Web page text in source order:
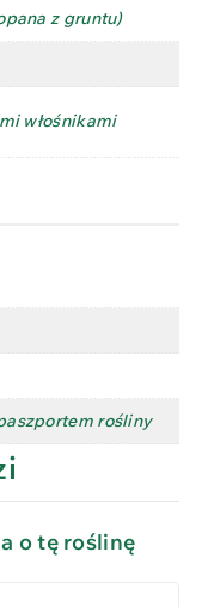
z gruntu)
włośnikami
rośliny
o tę roślinę